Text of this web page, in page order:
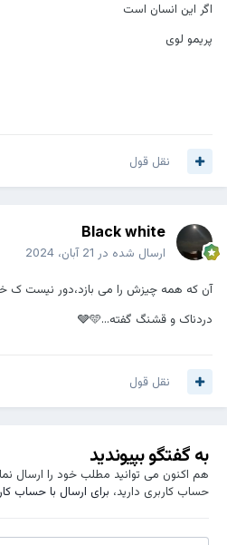
اگر این انسان است
پریمو لوی
نقل قول
Black white
ارسال شده در 21 آبان، 2024
آن که همه چیزش را می بازد،دور نیست ک خود
دردناک و قشنگ گفته...🩶🩵
نقل قول
به گفتگو بپیوندید
هم اکنون می توانید مطلب خود را ارسال
حساب کاربری دارید، برای ارسال با حساب